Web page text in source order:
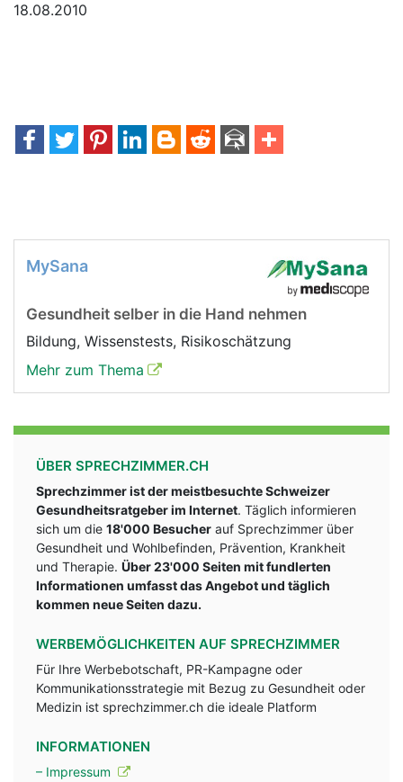
18.08.2010
MySana
Gesundheit selber in die Hand nehmen
Bildung, Wissenstests, Risikoschätzung
Mehr zum Thema
ÜBER SPRECHZIMMER.CH
Sprechzimmer ist der meistbesuchte Schweizer
Gesundheitsratgeber im Internet. Täglich informieren
sich um die 18'000 Besucher auf Sprechzimmer über
Gesundheit und Wohlbefinden, Prävention, Krankheit
und Therapie. Über 23'000 Seiten mit fundlerten
Informationen umfasst das Angebot und täglich
kommen neue Seiten dazu.
WERBEMÖGLICHKEITEN AUF SPRECHZIMMER
Für Ihre Werbebotschaft, PR-Kampagne oder
Kommunikationsstrategie mit Bezug zu Gesundheit oder
Medizin ist sprechzimmer.ch die ideale Platform
INFORMATIONEN
– Impressum